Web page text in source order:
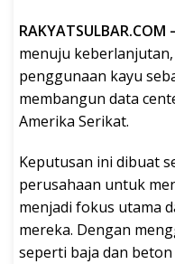
RAKYATSULBAR.COM
menuju
penggunaan kayu
membangun data
Amerika Serikat.
Keputusan ini dibuat
perusahaan untuk
menjadi fokus utama
mereka. Dengan
seperti baja dan